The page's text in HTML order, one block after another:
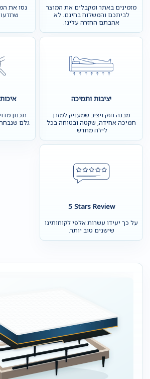
מזמינים באתר ומקבלים את המוצר
לביתכם והמשלוח בחינם. לא
אהבתם החזרה עלינו.
נסו את
יציבות ותמיכה
מבנה חזק ויציב שמעניק למזרן
תמיכה אחידה, שקטה ובטוחה בכל
לילה מחדש.
תכנון
גלם
5 Stars Review
על כך יעידו עשרות אלפי לקוחותינו
שישנים טוב יותר.